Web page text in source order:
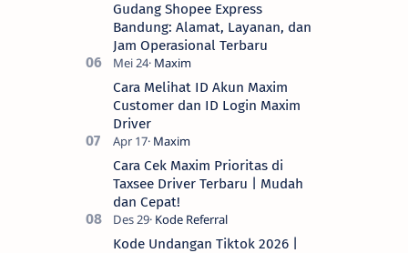
Gudang Shopee Express
Bandung: Alamat, Layanan, dan
Jam Operasional Terbaru
Cara Melihat ID Akun Maxim
Customer dan ID Login Maxim
Driver
Cara Cek Maxim Prioritas di
Taxsee Driver Terbaru | Mudah
dan Cepat!
Kode Undangan Tiktok 2026 |